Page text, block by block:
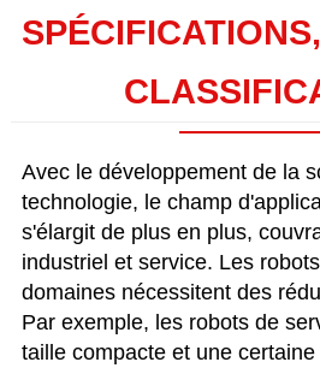
Avec le développement de la
technologie, le champ
s'élargit de plus en plus,
industriel et service. Les
domaines nécessitent des
Par exemple, les robots de
taille compacte et une